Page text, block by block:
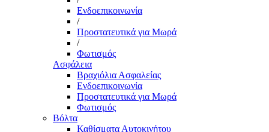
Ενδοεπικοινωνία
/
Προστατευτικά για Μωρά
/
Φωτισμός
Ασφάλεια
Βραχιόλια Ασφαλείας
Ενδοεπικοινωνία
Προστατευτικά για Μωρά
Φωτισμός
Βόλτα
Καθίσματα Αυτοκινήτου